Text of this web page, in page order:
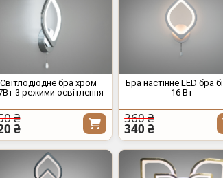
Світлодіодне бра хром
3 режими освітлення
₴
₴
Бра настінне LED бра
16 Вт
360 ₴
340 ₴